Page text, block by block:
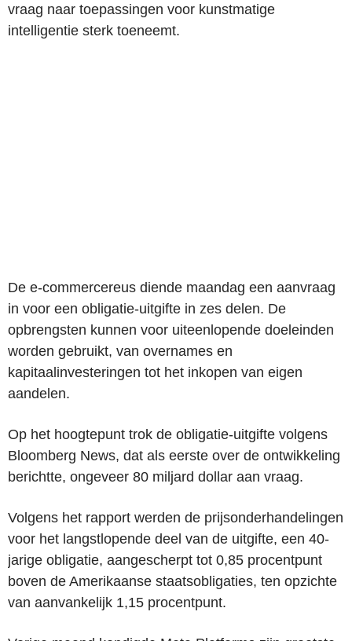
vraag naar toepassingen voor kunstmatige
intelligentie sterk toeneemt.
De e-commercereus diende maandag een aanvraag
in voor een obligatie-uitgifte in zes delen. De
opbrengsten kunnen voor uiteenlopende doeleinden
worden gebruikt, van overnames en
kapitaalinvesteringen tot het inkopen van eigen
aandelen.
Op het hoogtepunt trok de obligatie-uitgifte volgens
Bloomberg News, dat als eerste over de ontwikkeling
berichtte, ongeveer 80 miljard dollar aan vraag.
Volgens het rapport werden de prijsonderhandelingen
voor het langstlopende deel van de uitgifte, een 40-
jarige obligatie, aangescherpt tot 0,85 procentpunt
boven de Amerikaanse staatsobligaties, ten opzichte
van aanvankelijk 1,15 procentpunt.